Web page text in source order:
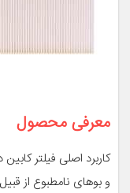
معرفی محصول
کاربرد اصلی فیلتر
و بوهای نامطبوع از